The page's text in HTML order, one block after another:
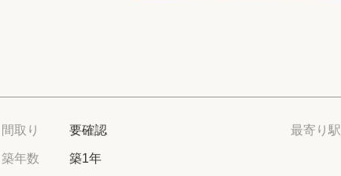
高級賃貸物件コラム
間取り 要確認
築年数 築1年
最寄り駅